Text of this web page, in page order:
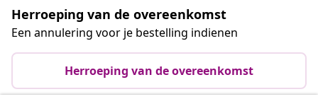
Herroeping van de overeenkomst
Een annulering voor je bestelling indienen
Herroeping van de overeenkomst